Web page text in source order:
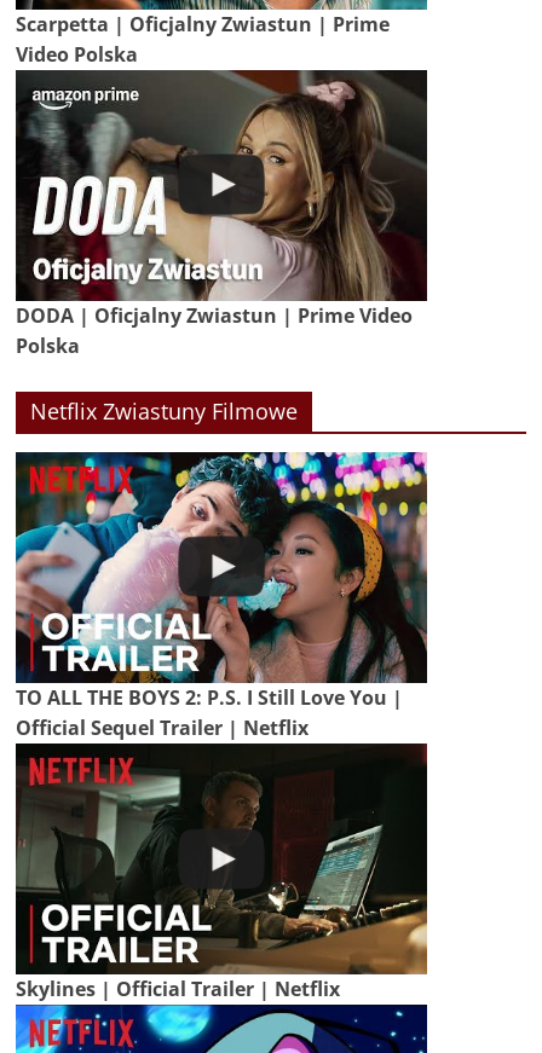
Scarpetta | Oficjalny Zwiastun | Prime
Video Polska
DODA | Oficjalny Zwiastun | Prime Video
Polska
Netflix Zwiastuny Filmowe
TO ALL THE BOYS 2: P.S. I Still Love You |
Official Sequel Trailer | Netflix
Skylines | Official Trailer | Netflix